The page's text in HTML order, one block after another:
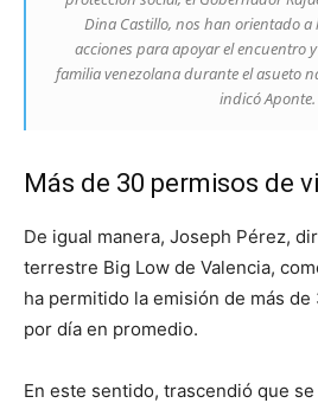
Dina Castillo, nos han orientado a
acciones para apoyar el encuentro
familia venezolana durante el asueto
indicó Aponte.
Más de 30 permisos de
De igual manera, Joseph Pérez,
terrestre Big Low de Valencia,
ha permitido la emisión de más
por día en promedio.
En este sentido, trascendió que